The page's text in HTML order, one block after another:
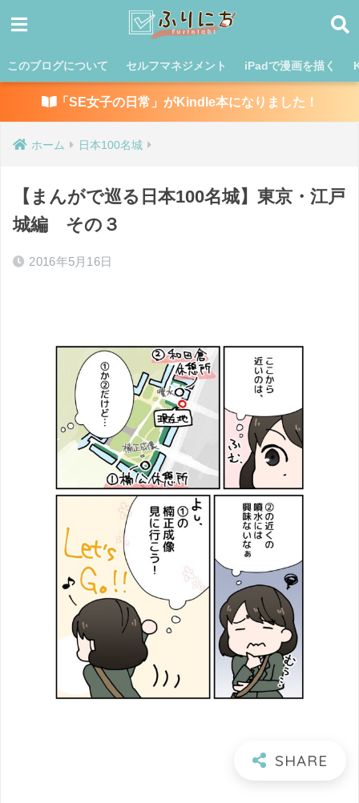
このブログについて セルフマネジメント iPadで漫画を描く
「SE女子の日常」がKindle本になりました！
ホーム 日本100名城
【まんがで巡る日本100名城】東京・江戸
城編 その３
2016年5月16日